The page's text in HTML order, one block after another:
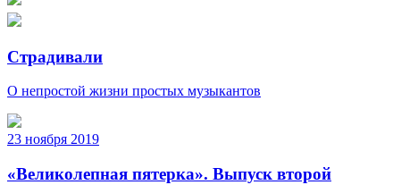
Страдивали
О непростой жизни простых музыкантов
23 ноября 2019
«Великолепная пятерка». Выпуск второй